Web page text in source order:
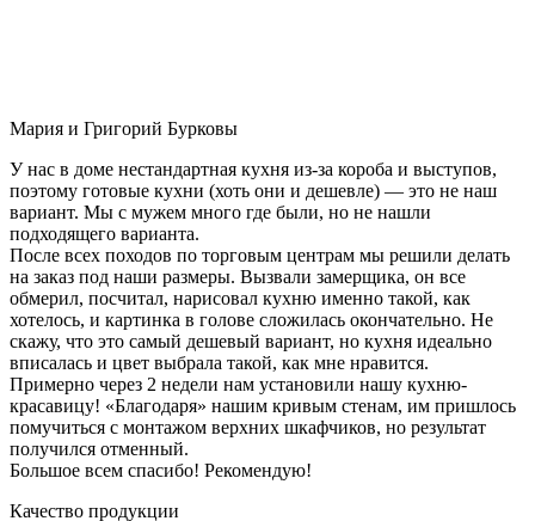
Мария и Григорий Бурковы
У нас в доме нестандартная кухня из-за короба и выступов,
поэтому готовые кухни (хоть они и дешевле) — это не наш
вариант. Мы с мужем много где были, но не нашли
подходящего варианта.
После всех походов по торговым центрам мы решили делать
на заказ под наши размеры. Вызвали замерщика, он все
обмерил, посчитал, нарисовал кухню именно такой, как
хотелось, и картинка в голове сложилась окончательно. Не
скажу, что это самый дешевый вариант, но кухня идеально
вписалась и цвет выбрала такой, как мне нравится.
Примерно через 2 недели нам установили нашу кухню-
красавицу! «Благодаря» нашим кривым стенам, им пришлось
помучиться с монтажом верхних шкафчиков, но результат
получился отменный.
Большое всем спасибо! Рекомендую!
Качество продукции